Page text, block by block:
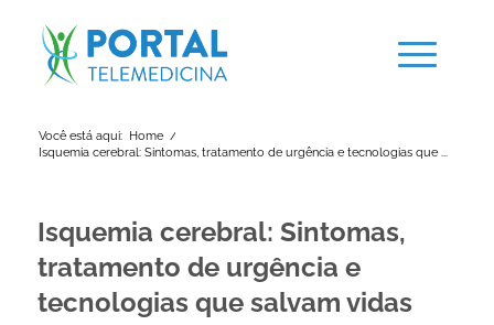
Você está aqui: Home /
Isquemia cerebral: Sintomas, tratamento de urgência e tecnologias que ...
Isquemia cerebral: Sintomas,
tratamento de urgência e
tecnologias que salvam vidas